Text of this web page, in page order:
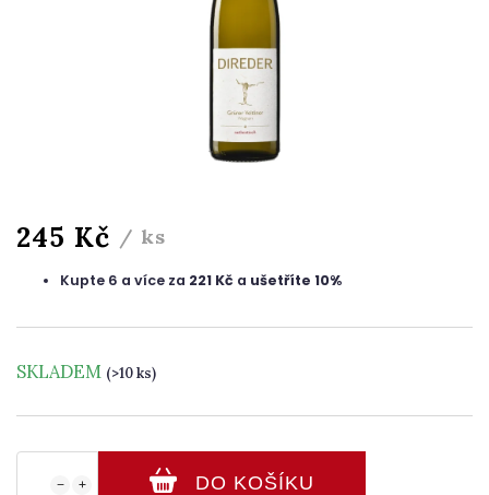
245 Kč / ks
Kupte 6 a více za 221 Kč a ušetříte 10%
SKLADEM (>10 ks)
+
− DO KOŠÍKU